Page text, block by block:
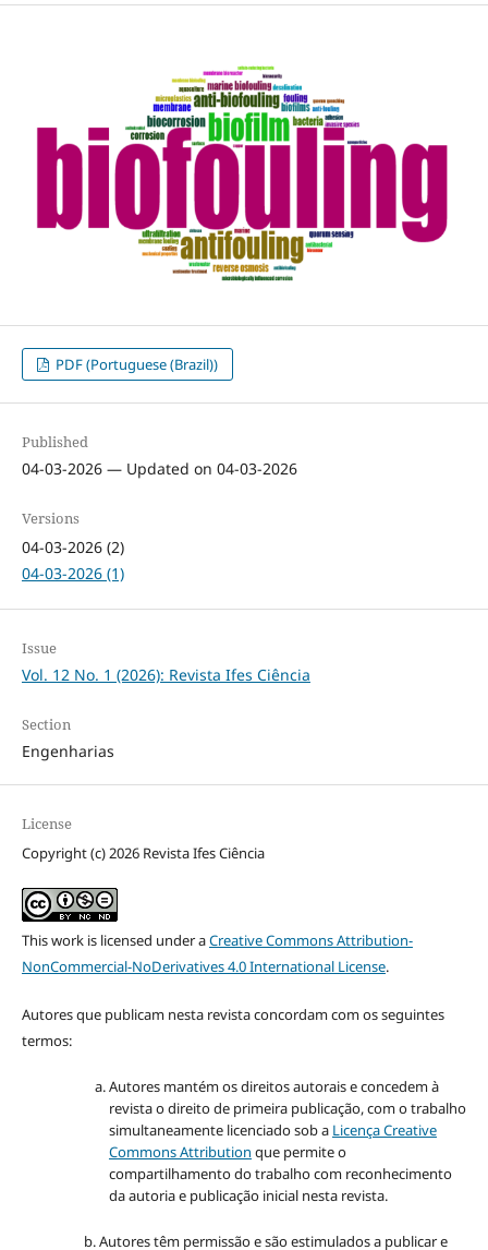
PDF (Portuguese (Brazil))
Published
04-03-2026 — Updated on 04-03-2026
Versions
04-03-2026 (2)
04-03-2026 (1)
Issue
Vol. 12 No. 1 (2026): Revista Ifes Ciência
Section
Engenharias
License
Copyright (c) 2026 Revista Ifes Ciência
This work is licensed under aCreative Commons Attribution-
NonCommercial-NoDerivatives 4.0 International License.
Autores que publicam nesta revista concordam com os seguintes
termos:
Autores mantém os direitos autorais e concedem à
revista o direito de primeira publicação, com o trabalho
simultaneamente licenciado sob a Licença Creative
Commons Attribution que permite o
compartilhamento do trabalho com reconhecimento
da autoria e publicação inicial nesta revista.
b. Autores têm permissão e são estimulados a publicar e